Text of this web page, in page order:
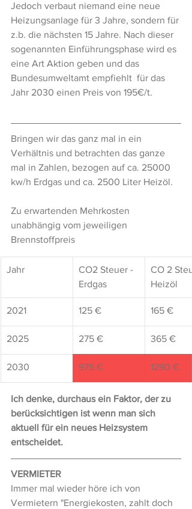
Jedoch verbaut niemand eine neue
Heizungsanlage für 3 Jahre, sondern für
z.b. die nächsten 15 Jahre. Nach dieser
sogenannten Einführungsphase wird es
eine Art Aktion geben und das
Bundesumweltamt empfiehlt  für das
Jahr 2030 einen Preis von 195€/t.
Bringen wir das ganz mal in ein
Verhältnis und betrachten das ganze
mal in Zahlen, bezogen auf ca. 25000
kw/h Erdgas und ca. 2500 Liter Heizöl.
Zu erwartenden Mehrkosten
unabhängig vom jeweiligen
Brennstoffpreis
Jahr
CO2 Steuer -
Erdgas
CO 2
Heizöl
2021 125 € ​165 €
2025 275 € 365 €
2030 975 € 1290 €
Ich denke, durchaus ein Faktor, der zu
berücksichtigen ist wenn man sich
aktuell für ein neues Heizsystem
entscheidet.
VERMIETER
Immer mal wieder höre ich von
Vermietern "Energiekosten, zahlt doch